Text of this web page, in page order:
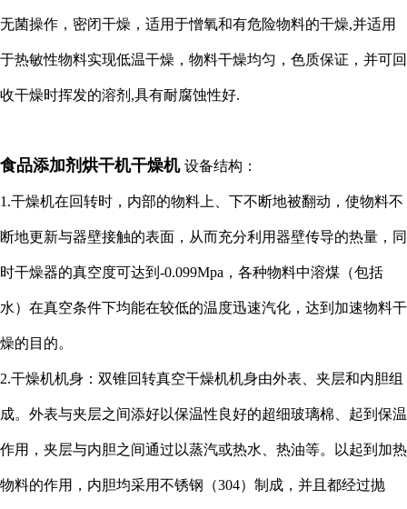
无菌操作，密闭干燥，适用于憎氧和有危险物料的干燥,并适用
于热敏性物料实现低温干燥，物料干燥均匀，色质保证，并可回
收干燥时挥发的溶剂,具有耐腐蚀性好.
食品添加剂烘干机干燥机 设备结构：
1.干燥机在回转时，内部的物料上、下不断地被翻动，使物料不
断地更新与器壁接触的表面，从而充分利用器壁传导的热量，同
时干燥器的真空度可达到-0.099Mpa，各种物料中溶煤（包括
水）在真空条件下均能在较低的温度迅速汽化，达到加速物料干
燥的目的。
2.干燥机机身：双锥回转真空干燥机机身由外表、夹层和内胆组
成。外表与夹层之间添好以保温性良好的超细玻璃棉、起到保温
作用，夹层与内胆之间通过以蒸汽或热水、热油等。以起到加热
物料的作用，内胆均采用不锈钢（304）制成，并且都经过抛